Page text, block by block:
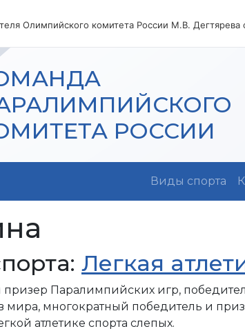
Олимпийского комитета России М.В. Дегтярева
РОССИИ
Виды спорта
Легкая
Паралимпийских игр,
мира, многократный победитель и
атлетике спорта слепых.